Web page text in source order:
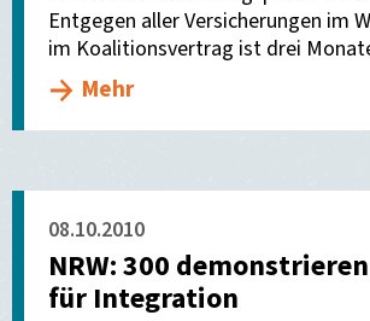
Entgegen aller Versicherungen im
im Koalitionsvertrag ist drei
Mehr
08.10.2010
NRW: 300
für Integration